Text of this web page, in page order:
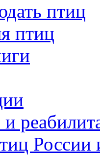
птиц
птиц
России